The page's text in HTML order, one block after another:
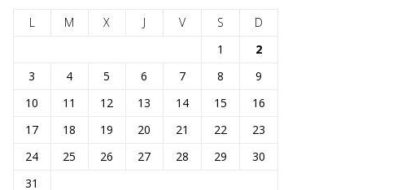
L
M X J V S
D
1
2
3
4 5 6 7 8
9
10
11 12 13 14 15
16
17
18 19 20 21 22
23
24
25 26 27 28 29
30
31